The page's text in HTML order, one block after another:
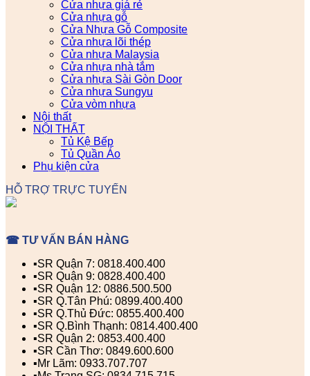
Cửa nhựa giá rẻ
Cửa nhựa gỗ
Cửa Nhựa Gỗ Composite
Cửa nhựa lõi thép
Cửa nhựa Malaysia
Cửa nhựa nhà tắm
Cửa nhựa Sài Gòn Door
Cửa nhựa Sungyu
Cửa vòm nhựa
Nội thất
NỘI THẤT
Tủ Kệ Bếp
Tủ Quần Áo
Phụ kiện cửa
HỖ TRỢ TRỰC TUYẾN
☎ TƯ VẤN BÁN HÀNG
▪️SR Quận 7: 0818.400.400
▪️SR Quận 9: 0828.400.400
▪️SR Quận 12: 0886.500.500
▪️SR Q.Tân Phú: 0899.400.400
▪️SR Q.Thủ Đức: 0855.400.400
▪️SR Q.Bình Thạnh: 0814.400.400
▪️SR Quận 2: 0853.400.400
▪️SR Cần Thơ: 0849.600.600
▪️Mr Lãm: 0933.707.707